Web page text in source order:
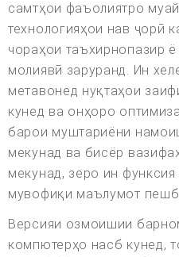
самтҳои фаъолиятро
технологияҳои нав ҷорӣ
чораҳои таъхирнопазир
молиявӣ заруранд. Ин
метавонед нуқтаҳои
кунед ва онҳоро
барои муштариёни
мекунад ва бисёр
мекунад, зеро ин
мувофиқи маълумот
Версияи озмоишии
компютерҳо насб кунед,